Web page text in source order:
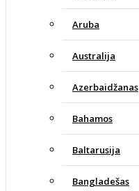
Aruba
Australija
Azerbaidžanas
Bahamos
Baltarusija
Bangladešas